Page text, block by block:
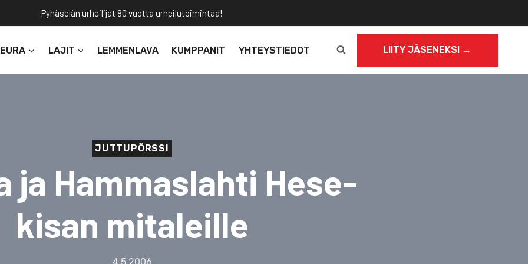
Pyhäselän urheilijat 80 vuotta urheilutoimintaa!
LAJIT LEMMENLAVA KUMPPANIT YHTEYSTIEDOT LIITY JÄSENEKSI →
JUTTUPÖRSSI
ja Hammaslahti Hese-
kisan mitaleille